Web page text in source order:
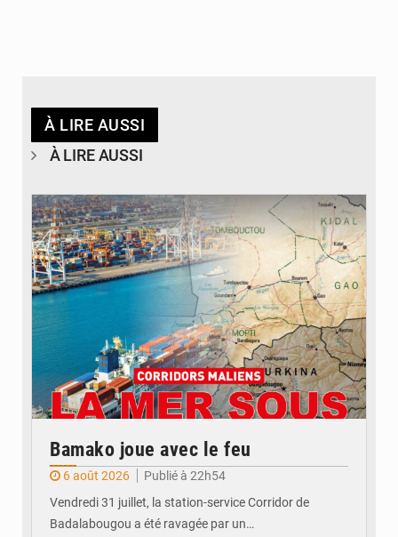
À LIRE AUSSI
À LIRE AUSSI
© JDM
Bamako joue avec le feu
6 août 2026
Publié à 22h54
Vendredi 31 juillet, la station-service Corridor de
Badalabougou a été ravagée par un…